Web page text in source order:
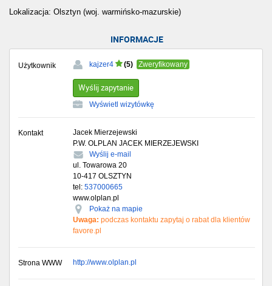
Lokalizacja: Olsztyn (woj. warmińsko-mazurskie)
INFORMACJE
Użytkownik kajzer4 (5) Zweryfikowany
Wyślij zapytanie
Wyświetl wizytówkę
Kontakt
Jacek Mierzejewski
P.W. OLPLAN JACEK MIERZEJEWSKI
Wyślij e-mail
ul. Towarowa 20
10-417 OLSZTYN
tel: 537000665
www.olplan.pl
Pokaż na mapie
Uwaga: podczas kontaktu zapytaj o rabat dla klientów
favore.pl
Strona WWW http://www.olplan.pl